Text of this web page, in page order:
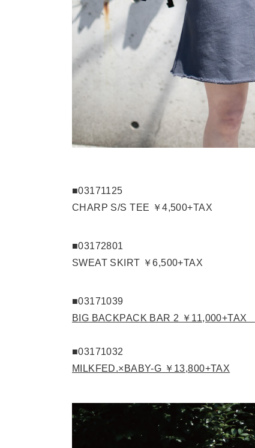
■03171125
CHARP S/S TEE ￥4,500+TAX
■03172801
SWEAT SKIRT ￥6,500+TAX
■03171039
BIG BACKPACK BAR 2 ￥11,000+TAX
■03171032
MILKFED.×BABY-G ￥13,800+TAX